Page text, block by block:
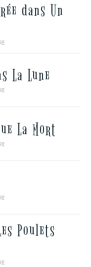
dans Un
La Lune
La Mort
Poulets